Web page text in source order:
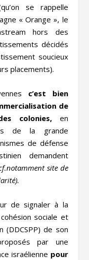
se rappelle
« Orange », le
hors des
décidés
soucieux
placements).
c’est bien
de
colonies,en
de la grande
de défense
demandent
site de
de signaler à la
sociale et
(DDCSPP) de son
par une
israélienne pour